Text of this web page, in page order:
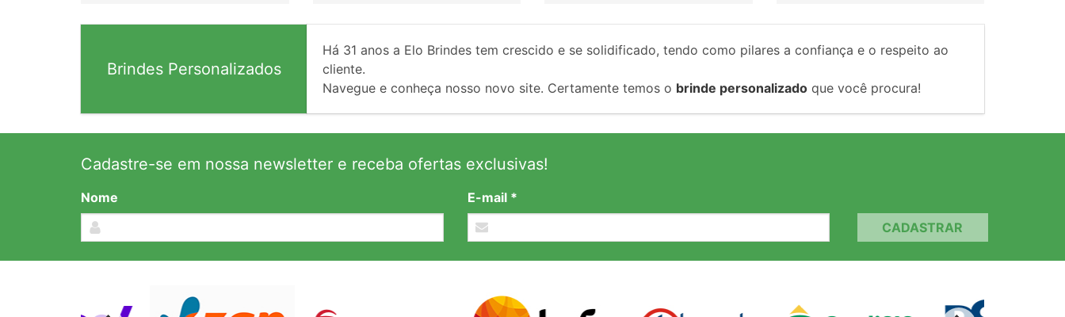
Brindes Personalizados
Há 31 anos a Elo Brindes tem crescido e se solidificado, tendo como pilares a confiança e o respeito ao
cliente.
Navegue e conheça nosso novo site. Certamente temos o brinde personalizado que você procura!
Cadastre-se em nossa newsletter e receba ofertas exclusivas!
Nome
E-mail *
CADASTRAR